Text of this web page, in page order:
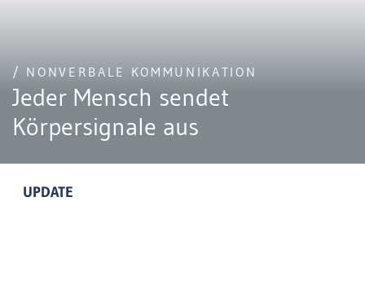
/ NONVERBALE KOMMUNIKATION
Jeder Mensch sendet
Körpersignale aus
UPDATE